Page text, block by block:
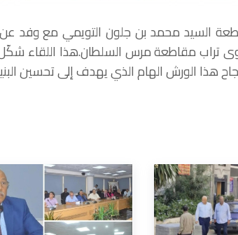
السيد محمد بن جلون التويمي مع وفد
تراب مقاطعة مرس السلطان.هذا اللقاء
هذا الورش الهام الذي يهدف إلى تحسين